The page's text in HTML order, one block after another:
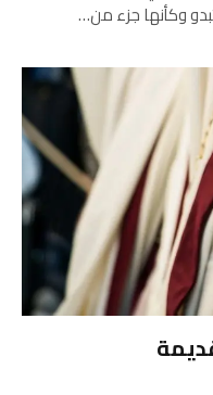
تبدو وكأنها جزء من…